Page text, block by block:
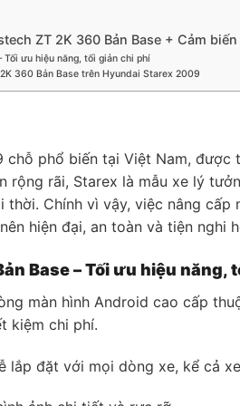
ZT 2K 360 Bản Base + Cảm
Tối ưu hiệu năng, tối giản chi phí
360 Bản Base trên Hyundai Starex 2009
phổ biến tại Việt Nam,
rộng rãi, Starex là mẫu xe lý
Chính vì vậy, việc nâng
hiện đại, an toàn và tiện nghi
Base – Tối ưu hiệu năng,
màn hình Android cao cấp
kiệm chi phí.
lắp đặt với mọi dòng xe, kể cả